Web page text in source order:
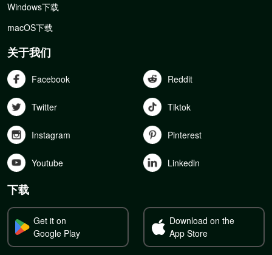
Windows下载
macOS下载
关于我们
Facebook Reddit
Twitter Tiktok
Instagram Pinterest
Youtube Linkedln
下载
Get it on
Google Play
Download on the
App Store